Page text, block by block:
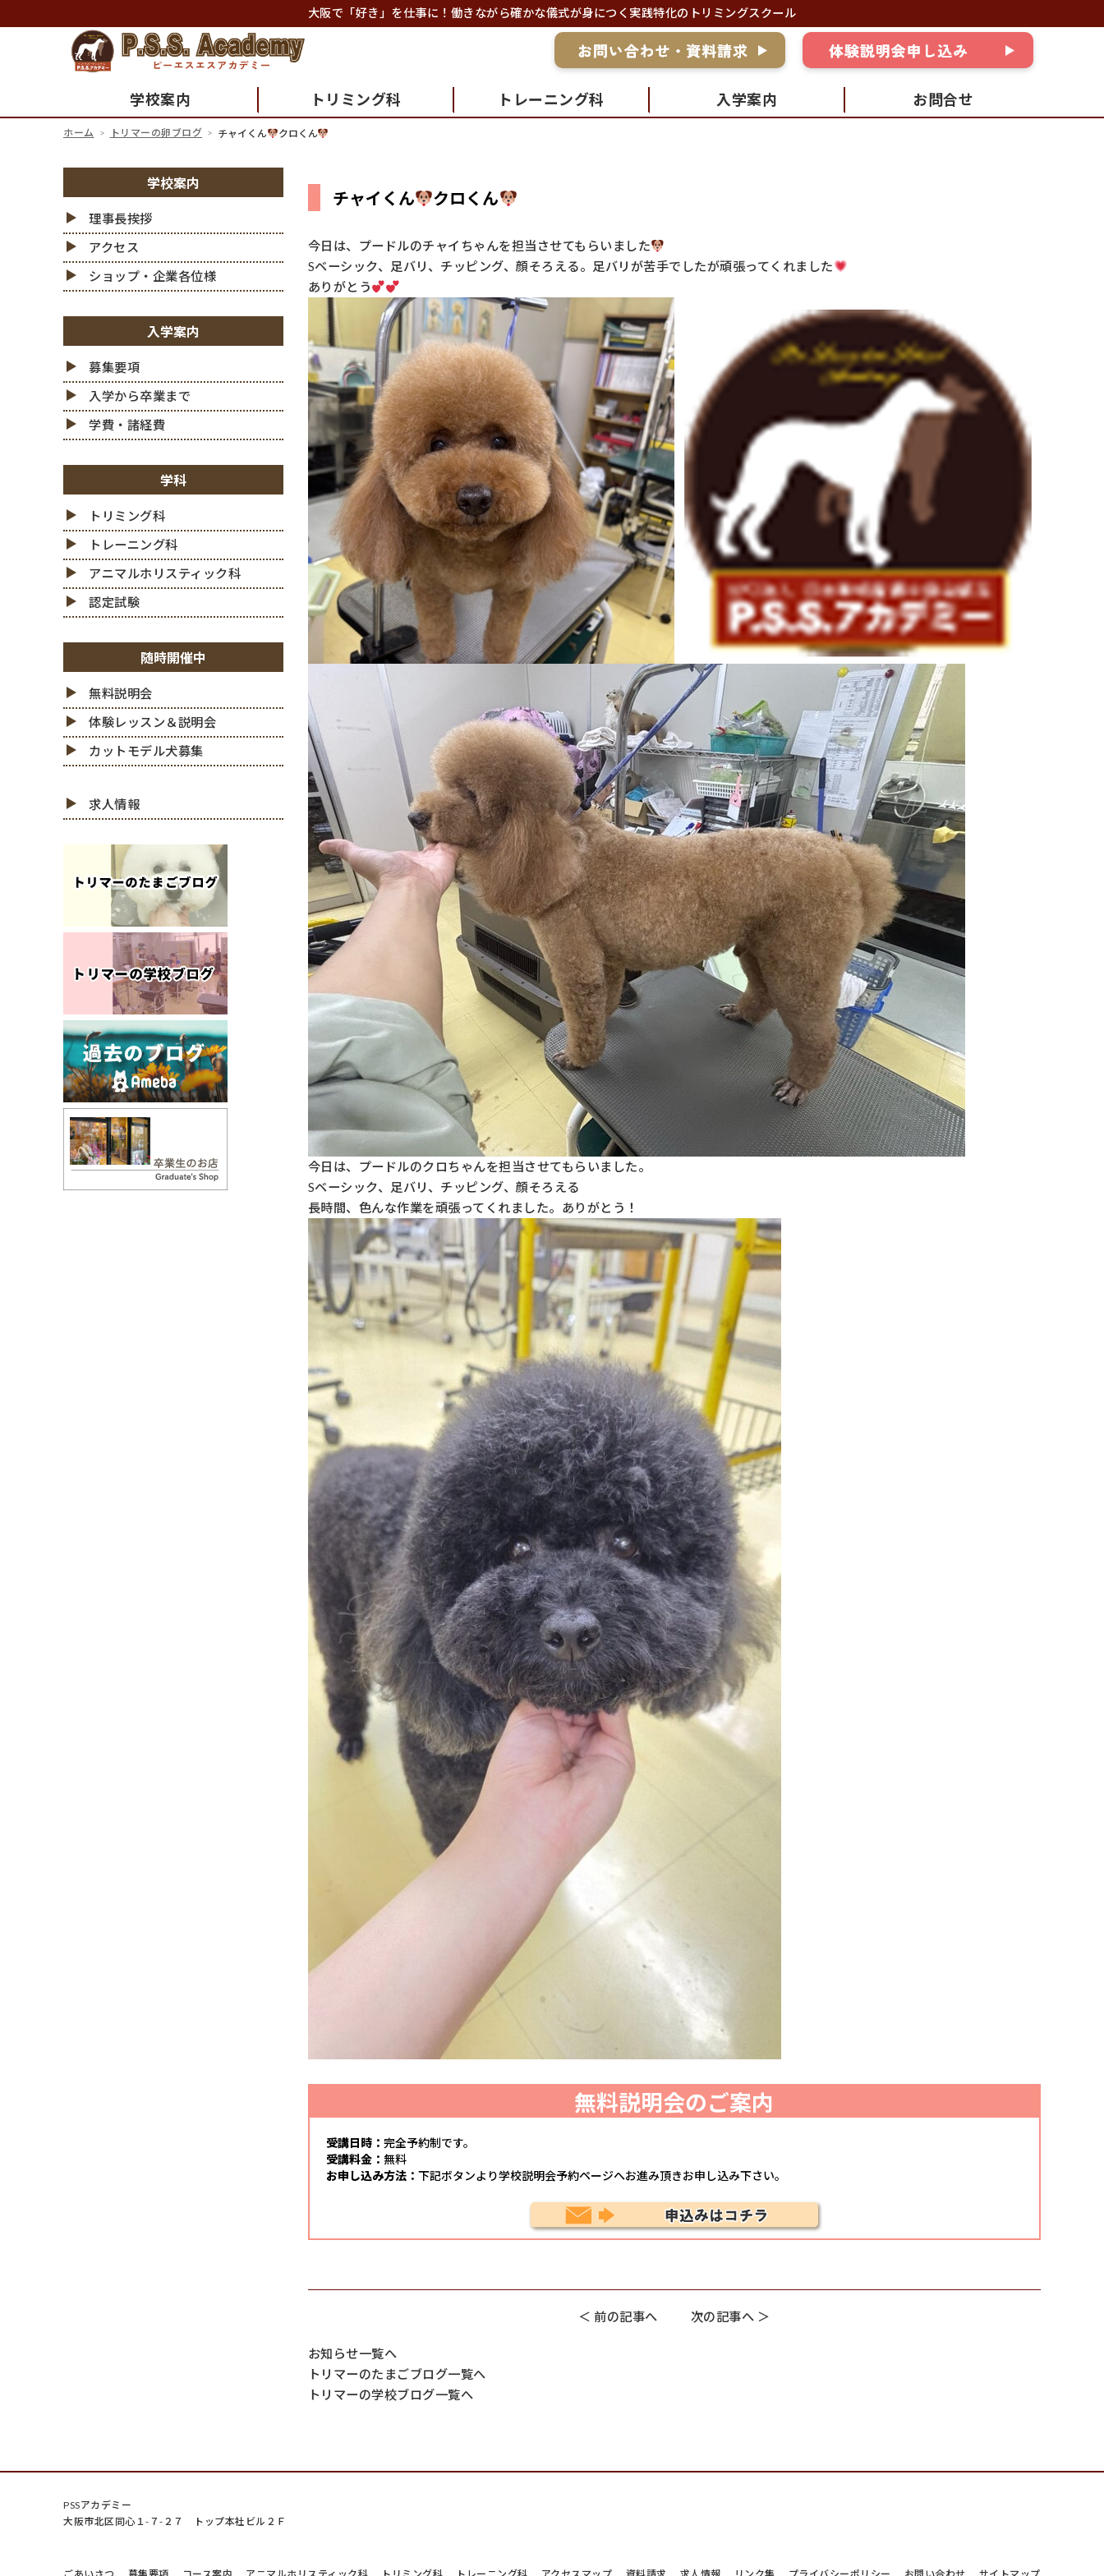
大阪で「好き」を仕事に！働きながら確かな儀式が身につく実践特化のトリミングスクール
学校案内 トリミング科 トレーニング科 入学案内 お問合せ
ホーム トリマーの卵ブログ チャイくん クロくん
学校案内
理事長挨拶
アクセス
ショップ・企業各位様
入学案内
募集要項
入学から卒業まで
学費・諸経費
学科
トリミング科
トレーニング科
アニマルホリスティック科
認定試験
随時開催中
無料説明会
体験レッスン＆説明会
カットモデル犬募集
求人情報
チャイくん クロくん
今日は、プードルのチャイちゃんを担当させてもらいました
Sベーシック、足バリ、チッピング、顔そろえる。足バリが苦手でしたが頑張ってくれました
ありがとう
今日は、プードルのクロちゃんを担当させてもらいました。
Sベーシック、足バリ、チッピング、顔そろえる
長時間、色んな作業を頑張ってくれました。ありがとう！
無料説明会のご案内
受講日時： 完全予約制です。
受講料金： 無料
お申し込み方法： 下記ボタンより学校説明会予約ページへお進み頂きお申し込み下さい。
＜ 前の記事へ 次の記事へ ＞
お知らせ一覧へ
トリマーのたまごブログ一覧へ
トリマーの学校ブログ一覧へ
PSSアカデミー
大阪市北区同心１-７-２７ トップ本社ビル２Ｆ